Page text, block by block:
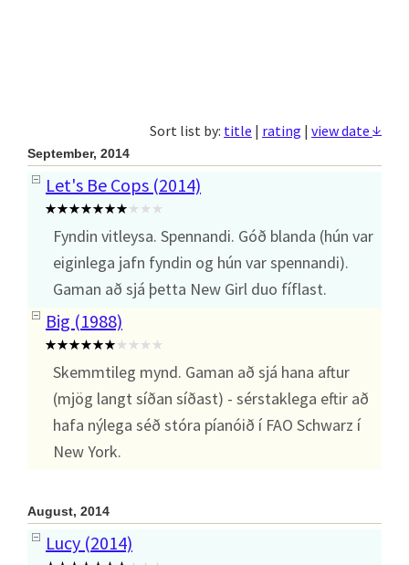
Sort list by: title | rating | view date ↓
September, 2014
Let's Be Cops (2014)
Fyndin vitleysa. Spennandi. Góð blanda (hún var
eiginlega jafn fyndin og hún var spennandi).
Gaman að sjá þetta New Girl duo fíflast.
Big (1988)
Skemmtileg mynd. Gaman að sjá hana aftur
(mjög langt síðan síðast) - sérstaklega eftir að
hafa nýlega séð stóra píanóið í FAO Schwarz í
New York.
August, 2014
Lucy (2014)